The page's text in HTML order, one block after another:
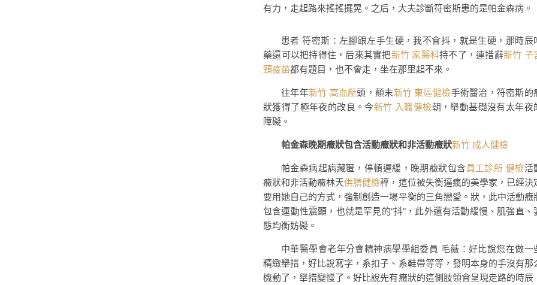
有力，走起路來搖搖擺晃。之后，大夫診斷符密斯患的是帕金森病。
患者 符密斯：左腳跟左手生硬，我不會抖，就是生硬，那時辰
藥還可以把持得住，后來其實把新竹 家醫科持不了，連措辭新竹 子
頸疫苗都有題目，也不會走，坐在那里起不來。
往年年新竹 高血壓頭，顛末新竹 東區健檢手術醫治，符密斯的
狀獲得了極年夜的改良。今新竹 入職健檢朝，舉動基礎沒有太年夜
障礙。
帕金森晚期癥狀包含活動癥狀和非活動癥狀新竹 成人健檢
帕金森病起病藏匿，停頓遲緩，晚期癥狀包含 員工診所 健檢活
癥狀和非活動癥林天供膳健檢秤，這位被失衡逼瘋的美學家，已經決
要用她自己的方式，強制創造一場平衡的三角戀愛。狀，此中活動癥
包含運動性震顫，也就是罕見的“抖”，此外還有活動緩慢、肌強直、
態均衡妨礙。
中華醫學會老年分會精神病學學組委員 毛薇：好比說您在做一
精緻舉措，好比說寫字，系扣子、系鞋帶等等，發明本身的手沒有那
機動了，舉措變慢了。好比說先有癥狀的這側肢領會呈現走路的時辰